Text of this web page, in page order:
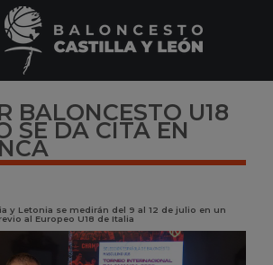
BALONCESTO U18
SE DA CITA EN
y Letonia se medirán del 9 al 12 de julio en un
al Europeo U18 de Italia